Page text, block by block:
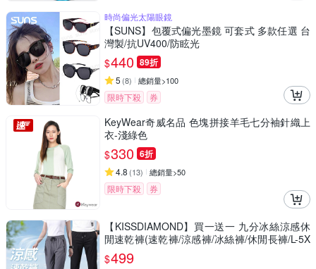
時尚偏光太陽眼鏡
【SUNS】包覆式偏光墨鏡 可套式 多款任選 台
灣製/抗UV400/防眩光
$440 89折
5 (8) 總銷量>100
限時下殺 券
KeyWear奇威名品 色塊拼接羊毛七分袖針織上
衣-淺綠色
$330 6折
4.8 (13) 總銷量>50
限時下殺 券
【KISSDIAMOND】買一送一 九分冰絲涼感休
閒速乾褲(速乾褲/涼感褲/冰絲褲/休閒長褲/L-5X
L/KDP-966)
$499